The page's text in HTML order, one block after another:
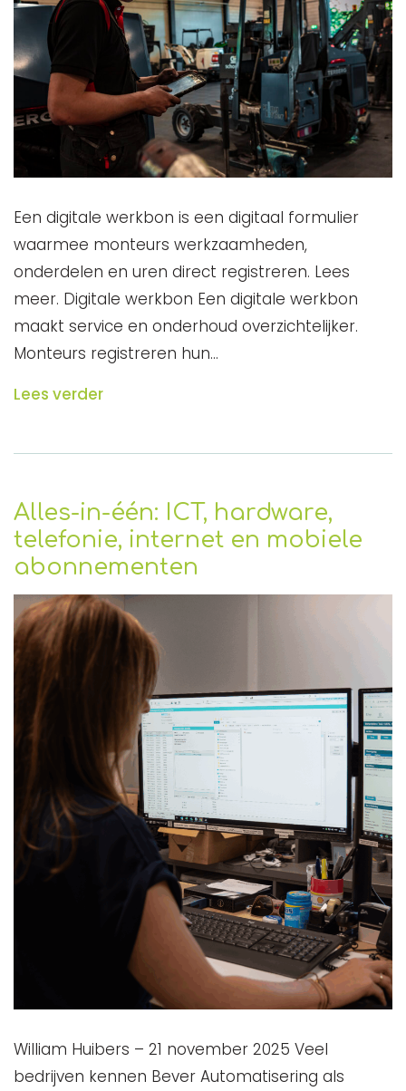
Een digitale werkbon is een digitaal formulier
waarmee monteurs werkzaamheden,
onderdelen en uren direct registreren. Lees
meer. Digitale werkbon Een digitale werkbon
maakt service en onderhoud overzichtelijker.
Monteurs registreren hun…
Lees verder
Alles-in-één: ICT, hardware,
telefonie, internet en mobiele
abonnementen
William Huibers – 21 november 2025 Veel
bedrijven kennen Bever Automatisering als